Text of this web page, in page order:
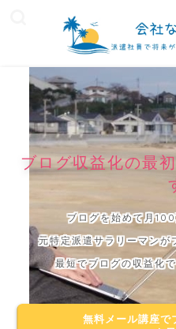
ブログ収益化の最
ブログを始めて月
元特定派遣サラリーマンが
最短でブログの収益化
無料メール講座で